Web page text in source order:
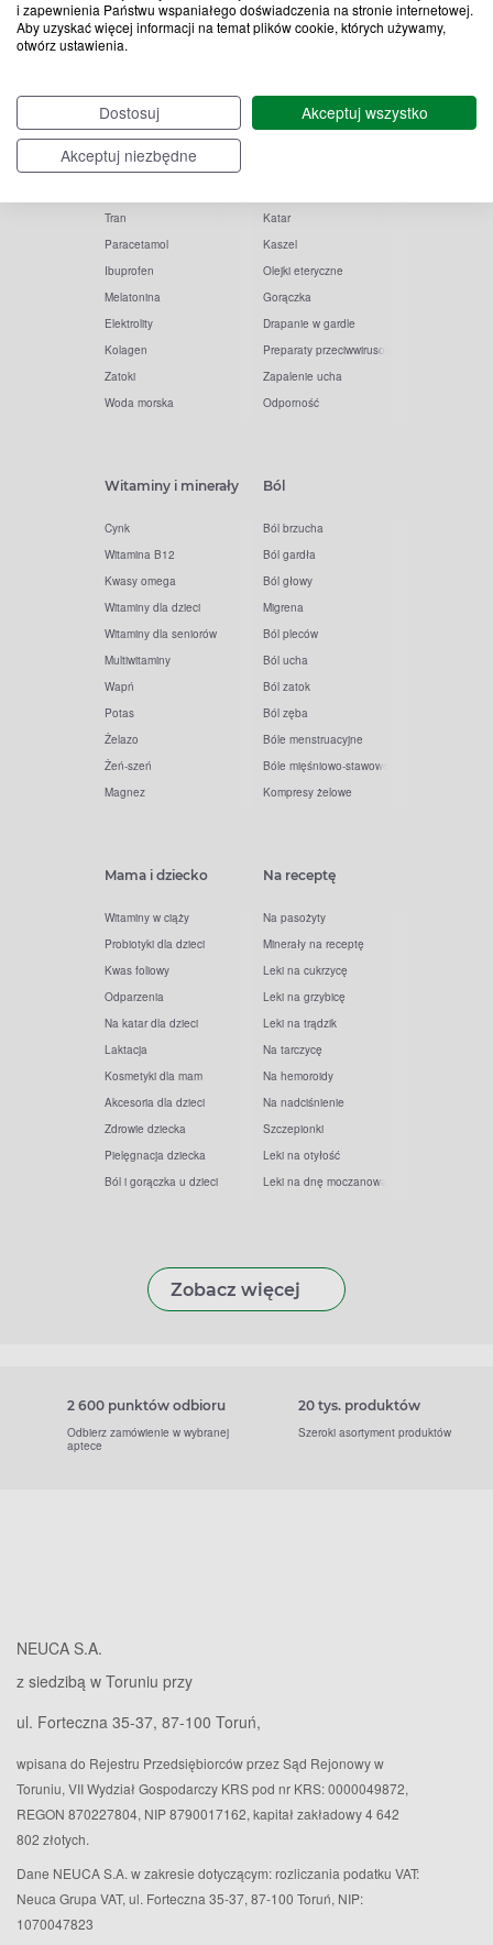
i zapewnienia Państwu wspaniałego doświadczenia na stronie internetowej.
Aby uzyskać więcej informacji na temat plików cookie, których używamy,
otwórz ustawienia.
Dostosuj
Akceptuj wszystko
Akceptuj niezbędne
Popularne zapytania
Witamina D
Witamina C
Tran
Paracetamol
Ibuprofen
Melatonina
Elektrolity
Kolagen
Zatoki
Woda morska
Przeziębienie i grypa
Katar
Kaszel
Olejki eteryczne
Gorączka
Drapanie w gardle
Preparaty przeciwwirusowe
Zapalenie ucha
Odporność
Witaminy i minerały
Cynk
Witamina B12
Kwasy omega
Witaminy dla dzieci
Witaminy dla seniorów
Multiwitaminy
Wapń
Potas
Żelazo
Żeń-szeń
Magnez
Ból
Ból brzucha
Ból gardła
Ból głowy
Migrena
Ból pleców
Ból ucha
Ból zatok
Ból zęba
Bóle menstruacyjne
Bóle mięśniowo-stawowe
Kompresy żelowe
Mama i dziecko
Witaminy w ciąży
Probiotyki dla dzieci
Kwas foliowy
Odparzenia
Na katar dla dzieci
Laktacja
Kosmetyki dla mam
Akcesoria dla dzieci
Zdrowie dziecka
Pielęgnacja dziecka
Ból i gorączka u dzieci
Na receptę
Na pasożyty
Minerały na receptę
Leki na cukrzycę
Leki na grzybicę
Leki na trądzik
Na tarczycę
Na hemoroidy
Na nadciśnienie
Szczepionki
Leki na otyłość
Leki na dnę moczanową
Zobacz więcej
2 600 punktów odbioru
Odbierz zamówienie w wybranej
aptece
20 tys. produktów
Szeroki asortyment produktów
NEUCA S.A.
z siedzibą w Toruniu przy
ul. Forteczna 35-37, 87-100 Toruń,
wpisana do Rejestru Przedsiębiorców przez Sąd Rejonowy w
Toruniu, VII Wydział Gospodarczy KRS pod nr KRS: 0000049872,
REGON 870227804, NIP 8790017162, kapitał zakładowy 4 642
802 złotych.
Dane NEUCA S.A. w zakresie dotyczącym: rozliczania podatku VAT:
Neuca Grupa VAT, ul. Forteczna 35-37, 87-100 Toruń, NIP:
1070047823